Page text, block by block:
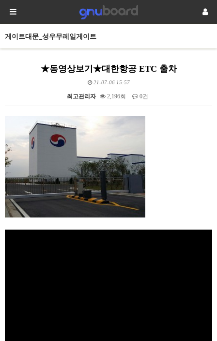
게이트대문_성우무레일게이트
★동영상보기★대한항공 ETC 출차
21-07-06 15:57
최고관리자 2,196회 0건